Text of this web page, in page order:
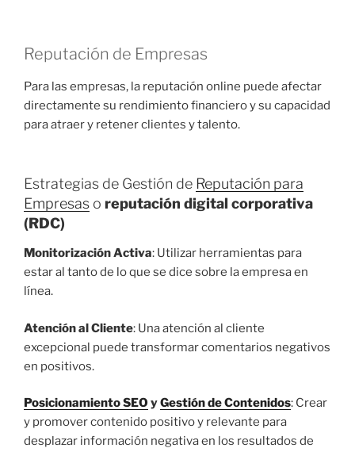
Reputación de Empresas
Para las empresas, la reputación online puede afectar
directamente su rendimiento financiero y su capacidad
para atraer y retener clientes y talento.
Estrategias de Gestión de Reputación para
Empresas o reputación digital corporativa
(RDC)
Monitorización Activa: Utilizar herramientas para
estar al tanto de lo que se dice sobre la empresa en
línea.
Atención al Cliente: Una atención al cliente
excepcional puede transformar comentarios negativos
en positivos.
Posicionamiento SEO yGestión de Contenidos: Crear
y promover contenido positivo y relevante para
desplazar información negativa en los resultados de